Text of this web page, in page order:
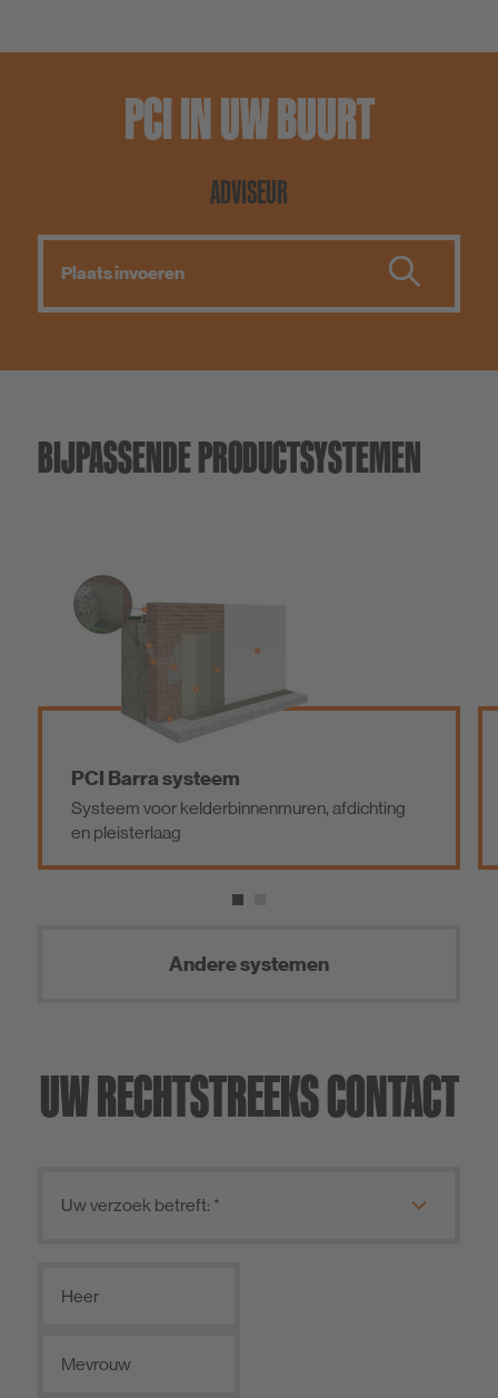
PCI IN UW BUURT
ADVISEUR
BIJPASSENDE PRODUCTSYSTEMEN
PCI Barra systeem
Systeem voor kelderbinnenmuren, afdichting
en pleisterlaag
Andere systemen
UW RECHTSTREEKS CONTACT
Heer
Mevrouw